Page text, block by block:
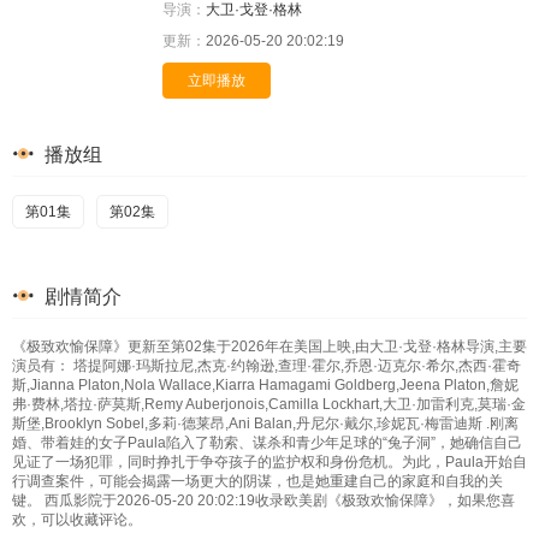
导演： 大卫·戈登·格林
更新： 2026-05-20 20:02:19
立即播放
播放组
第01集 第02集
剧情简介
《极致欢愉保障》更新至第02集于2026年在美国上映,由大卫·戈登·格林导演,主要
演员有： 塔提阿娜·玛斯拉尼,杰克·约翰逊,查理·霍尔,乔恩·迈克尔·希尔,杰西·霍奇
斯,Jianna Platon,Nola Wallace,Kiarra Hamagami Goldberg,Jeena Platon,詹妮
弗·费林,塔拉·萨莫斯,Remy Auberjonois,Camilla Lockhart,大卫·加雷利克,莫瑞·金
斯堡,Brooklyn Sobel,多莉·德莱昂,Ani Balan,丹尼尔·戴尔,珍妮瓦·梅雷迪斯 .刚离
婚、带着娃的女子Paula陷入了勒索、谋杀和青少年足球的“兔子洞”，她确信自己
见证了一场犯罪，同时挣扎于争夺孩子的监护权和身份危机。为此，Paula开始自
行调查案件，可能会揭露一场更大的阴谋，也是她重建自己的家庭和自我的关
键。 西瓜影院于2026-05-20 20:02:19收录欧美剧《极致欢愉保障》，如果您喜
欢，可以收藏评论。